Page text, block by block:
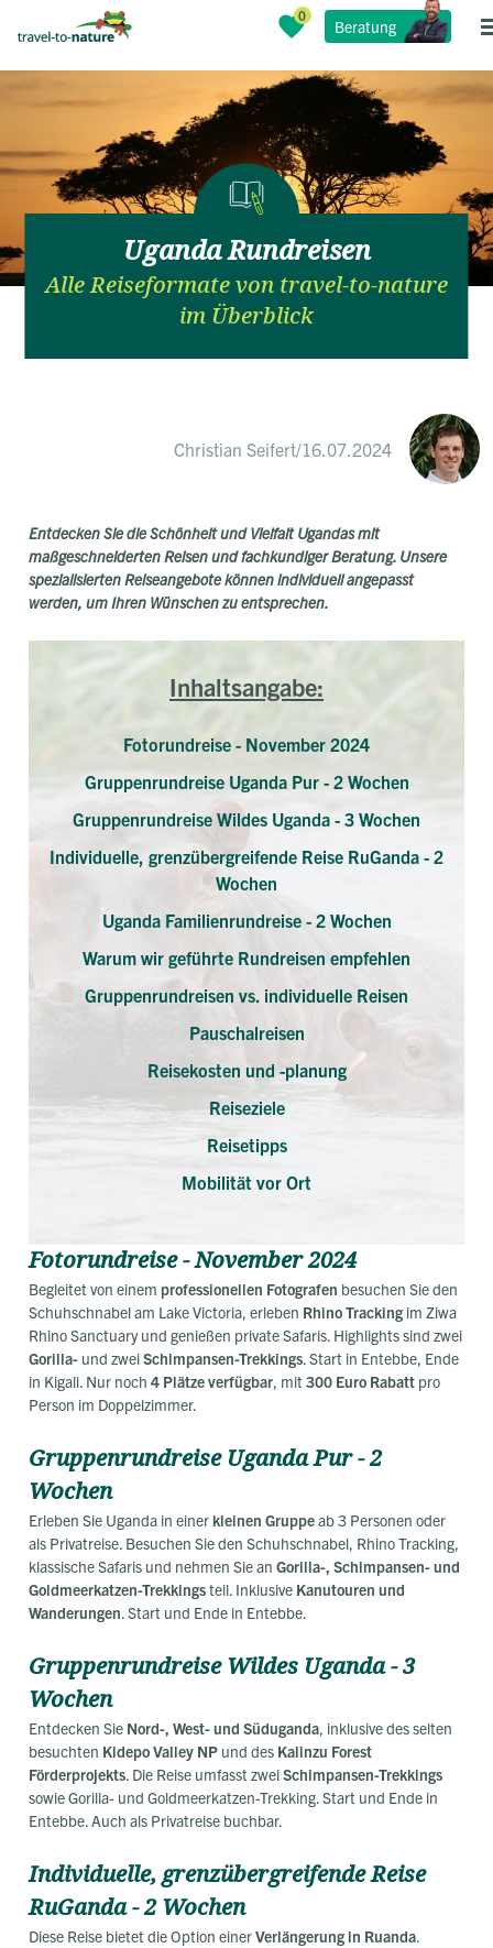
Beratung
Uganda Rundreisen
Alle Reiseformate von travel-to-nature
im Überblick
Christian Seifert/16.07.2024
Entdecken Sie die Schönheit und Vielfalt Ugandas mit
maßgeschneiderten Reisen und fachkundiger Beratung. Unsere
spezialisierten Reiseangebote können individuell angepasst
werden, um Ihren Wünschen zu entsprechen.
Inhaltsangabe:
Fotorundreise - November 2024
Gruppenrundreise Uganda Pur - 2 Wochen
Gruppenrundreise Wildes Uganda - 3 Wochen
Individuelle, grenzübergreifende Reise RuGanda - 2
Wochen
Uganda Familienrundreise - 2 Wochen
Warum wir geführte Rundreisen empfehlen
Gruppenrundreisen vs. individuelle Reisen
Pauschalreisen
Reisekosten und -planung
Reiseziele
Reisetipps
Mobilität vor Ort
Fotorundreise - November 2024
Begleitet von einem professionellen Fotografen besuchen Sie den
Schuhschnabel am Lake Victoria, erleben Rhino Tracking im Ziwa
Rhino Sanctuary und genießen private Safaris. Highlights sind zwei
Gorilla- und zweiSchimpansen-Trekkings. Start in Entebbe, Ende
in Kigali. Nur noch 4 Plätze verfügbar, mit 300 Euro Rabatt pro
Person im Doppelzimmer.
Gruppenrundreise Uganda Pur - 2
Wochen
Erleben Sie Uganda in einer kleinen Gruppeab 3 Personen oder
als Privatreise. Besuchen Sie den Schuhschnabel, Rhino Tracking,
klassische Safaris und nehmen Sie an Gorilla-, Schimpansen- und
Goldmeerkatzen-Trekkingsteil. Inklusive Kanutouren und
Wanderungen. Start und Ende in Entebbe.
Gruppenrundreise Wildes Uganda - 3
Wochen
Entdecken Sie Nord-, West- und Süduganda, inklusive des selten
besuchten Kidepo Valley NP und des Kalinzu Forest
Förderprojekts. Die Reise umfasst zweiSchimpansen-Trekkings
sowie Gorilla- und Goldmeerkatzen-Trekking. Start und Ende in
Entebbe. Auch als Privatreise buchbar.
Individuelle, grenzübergreifende Reise
RuGanda - 2 Wochen
Diese Reise bietet die Option einerVerlängerung in Ruanda.